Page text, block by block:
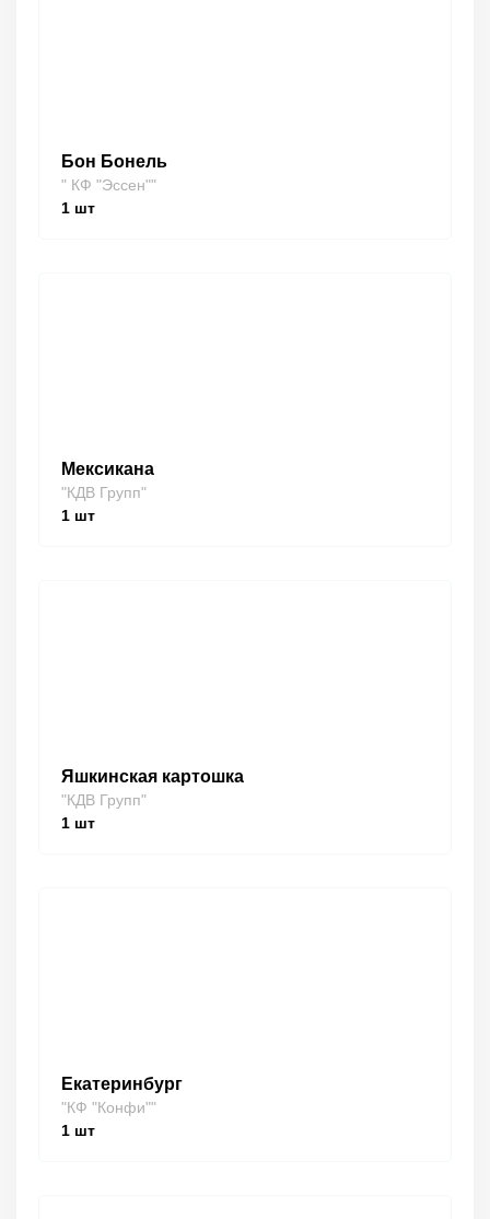
Бон Бонель
" КФ "Эссен""
1 шт
Мексикана
"КДВ Групп"
1 шт
Яшкинская картошка
"КДВ Групп"
1 шт
Екатеринбург
"КФ "Конфи""
1 шт